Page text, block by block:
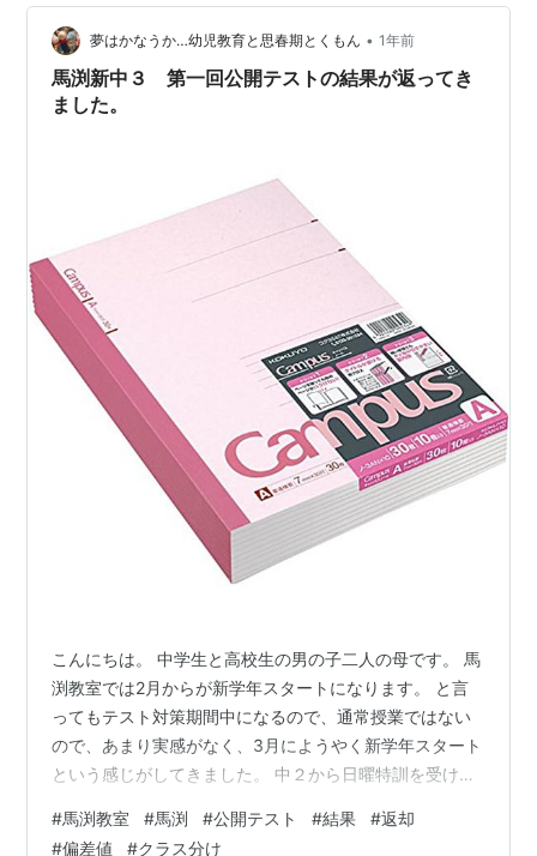
範囲 ほぼ今まで習ってきたところまで…という感じです
が、社会や理科に関しては、少し詳しく書いてあります
ので、参考になると思います。 yushun.hatenablog.jp
yu…
夢はかなうか…幼児教育と思春期とくもん • 1年前
馬渕新中３ 第一回公開テストの結果が返ってき
ました。
こんにちは。 中学生と高校生の男の子二人の母です。 馬
渕教室では2月からが新学年スタートになります。 と言
ってもテスト対策期間中になるので、通常授業ではない
ので、あまり実感がなく、3月にようやく新学年スタート
という感じがしてきました。 中２から日曜特訓を受けて
り、日曜は公開テスト、日曜特訓、そして、これからは
#馬渕教室 #馬渕 #公開テスト #結果 #返却
#偏差値 #クラス分け